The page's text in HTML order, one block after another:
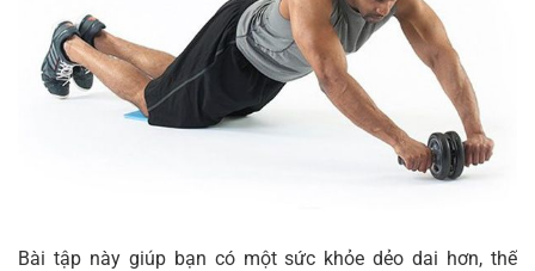
Bài tập này giúp bạn có một sức khỏe dẻo dai hơn, thế